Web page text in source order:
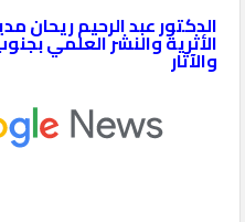
الدكتور عبد الرحيم ريحان
الأثرية والنشر العلمي
والآثار